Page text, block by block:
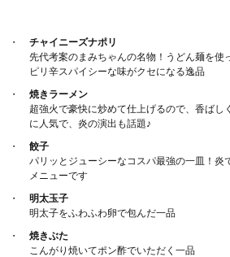
チャイニーズナポリ
先代考案のまみちゃんの名物！うどん麺を使
ピリ辛スパイシーな味がクセになる逸品
焼きラーメン
超強火で豪快に炒めて仕上げるので、香ばし
に人気で、炎の演出も話題♪
餃子
パリッとジューシーなコスパ最強の一皿！炎
メニューです
明太玉子
明太子をふわふわ卵で包んだ一品
焼きぶた
こんがり焼いてポン酢でいただく一品